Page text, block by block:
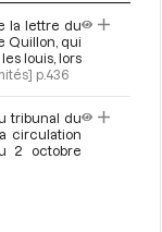
la lettre du
Quillon, qui
louis, lors
p.436
tribunal du
circulation
2 octobre